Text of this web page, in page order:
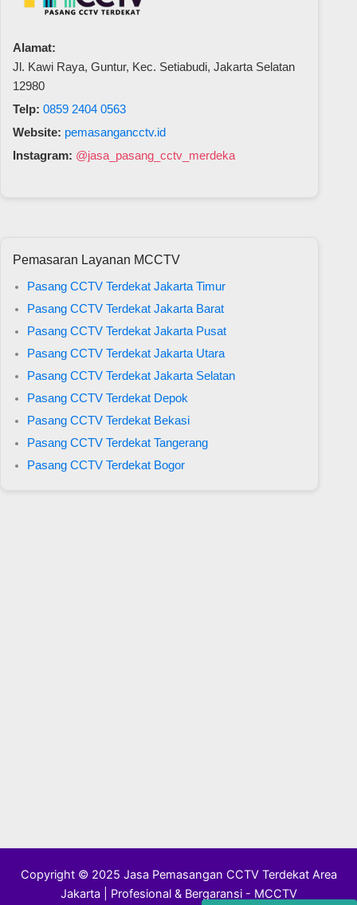
Alamat:
Jl. Kawi Raya, Guntur, Kec. Setiabudi, Jakarta Selatan
12980
Telp: 0859 2404 0563
Website: pemasangancctv.id
Instagram: @jasa_pasang_cctv_merdeka
Pemasaran Layanan MCCTV
Pasang CCTV Terdekat Jakarta Timur
Pasang CCTV Terdekat Jakarta Barat
Pasang CCTV Terdekat Jakarta Pusat
Pasang CCTV Terdekat Jakarta Utara
Pasang CCTV Terdekat Jakarta Selatan
Pasang CCTV Terdekat Depok
Pasang CCTV Terdekat Bekasi
Pasang CCTV Terdekat Tangerang
Pasang CCTV Terdekat Bogor
Copyright © 2025 Jasa Pemasangan CCTV Terdekat Area
Jakarta | Profesional & Bergaransi - MCCTV